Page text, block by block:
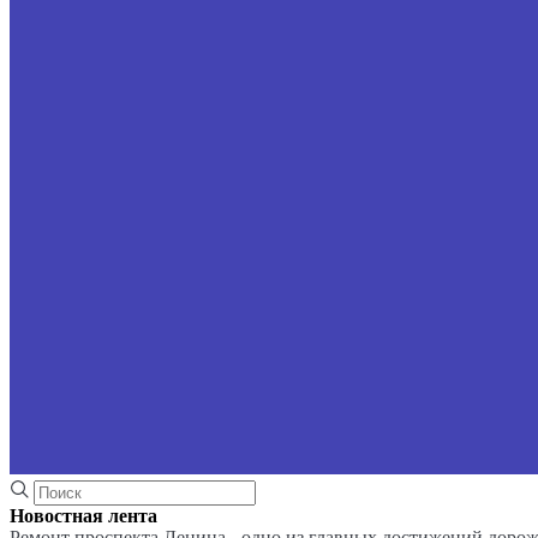
Новостная лента